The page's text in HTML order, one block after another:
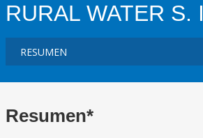
RURAL WATER S. I
Resumen*